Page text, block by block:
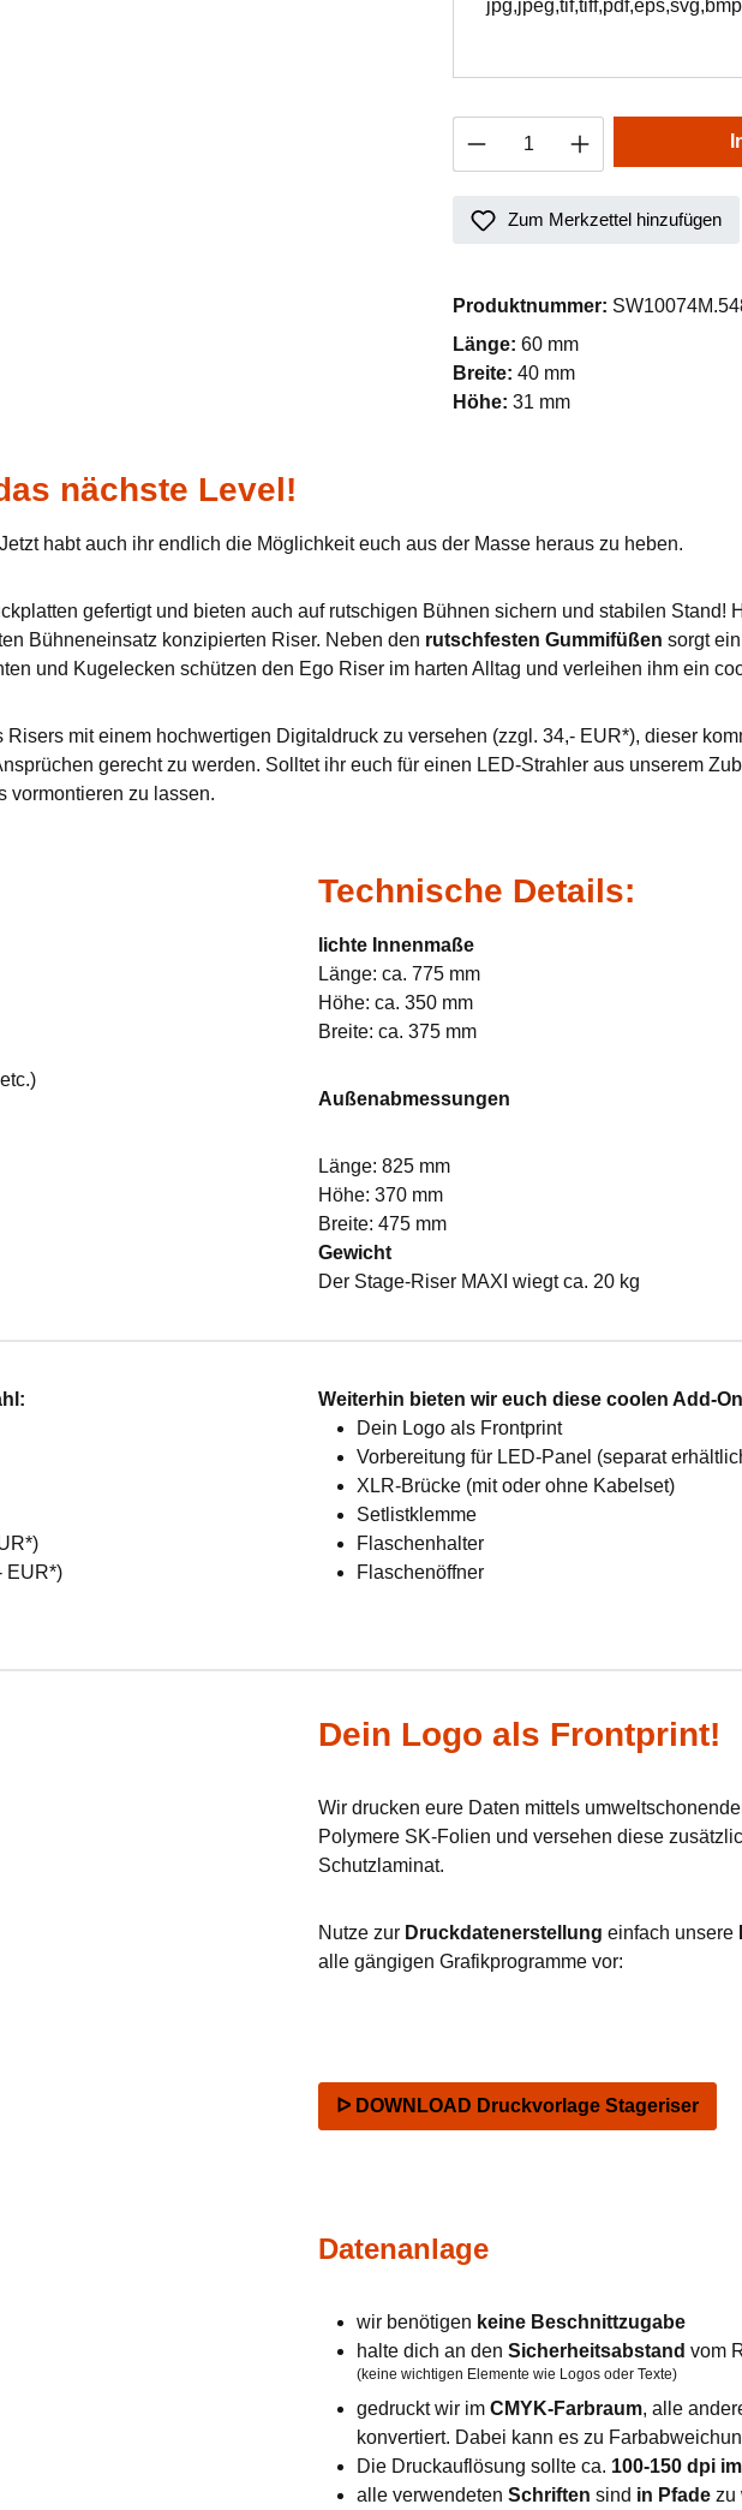
jpg,jpeg,tif,tiff,pdf,eps,svg,bmp
Produkt Anzahl: Gib
Zum Merkzettel hinzufügen
Produktnummer:
Länge: 60 mm
Breite: 40 mm
Höhe: 31 mm
nächste Level!
habt auch ihr endlich die Möglichkeit euch aus der Masse heraus zu heben.
gefertigt und bieten auch auf rutschigen Bühnen sichern und stabilen Stand!
Bühneneinsatz konzipierten Riser. Neben den rutschfesten Gummifüßen sorgt
und Kugelecken schützen den Ego Riser im harten Alltag und verleihen ihm ein
mit einem hochwertigen Digitaldruck zu versehen (zzgl. 34,- EUR*), dieser
gerecht zu werden. Solltet ihr euch für einen LED-Strahler aus unserem
vormontieren zu lassen.
Technische Details:
lichte Innenmaße
Länge: ca. 775 mm
Höhe: ca. 350 mm
Breite: ca. 375 mm
Außenabmessungen
Länge: 825 mm
Höhe: 370 mm
Breite: 475 mm
Gewicht
Der Stage-Riser MAXI wiegt ca. 20 kg
EUR*)
Weiterhin bieten wir euch diese coolen Add-
Dein Logo als Frontprint
Vorbereitung für LED-Panel (separat
XLR-Brücke (mit oder ohne Kabelset)
Setlistklemme
Flaschenhalter
Flaschenöffner
Dein Logo als Frontprint!
Wir drucken eure Daten mittels
Polymere SK-Folien und versehen diese
Schutzlaminat.
Nutze zur Druckdatenerstellung einfach unsere
alle gängigen Grafikprogramme vor:
ᐅ DOWNLOAD Druckvorlage Stageriser
Datenanlage
wir benötigen keine Beschnittzugabe
halte dich an den Sicherheitsabstand vom
(keine wichtigen Elemente wie Logos oder Texte)
gedruckt wir im CMYK-Farbraum, alle
konvertiert. Dabei kann es zu
Die Druckauflösung sollte ca. 100-150 dpi
alle verwendeten Schriften sind in Pfade zu